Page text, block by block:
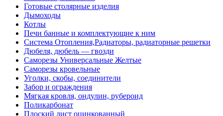
Готовые столярные изделия
Дымоходы
Котлы
Печи банные и комплектующие к ним
Система Отопления,Радиаторы, радиаторные решетки
Дюбеля, дюбель — гвозди
Саморезы Универсальные Желтые
Саморезы кровельные
Уголки, скобы, соединители
Забор и ограждения
Мягкая кровля, ондулин, рубероид
Поликарбонат
Плоский лист оцинкованный